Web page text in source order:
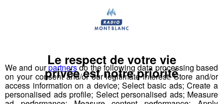
sorties en famille, avec le grand jeu des vacances :
Radio Mont Blanc !
Déstination été ! Une question...une destination !
We and ourpartnersdo the following data processing based
on your consent and/or our legitimate interest: Store and/or
access information on a device; Select basic ads; Create a
personalised ads profile; Select personalised ads; Measure
Le respect de votre vie
privée est notre priorité